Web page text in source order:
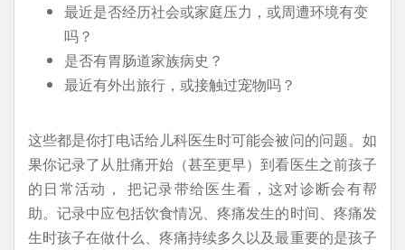
最近是否经历社会或家庭压力，或周遭环境有变
吗？
是否有胃肠道家族病史？
最近有外出旅行，或接触过宠物吗？
这些都是你打电话给儿科医生时可能会被问的问题。如
果你记录了从肚痛开始（甚至更早）到看医生之前孩子
的日常活动， 把记录带给医生看，这对诊断会有帮
助。记录中应包括饮食情况、疼痛发生的时间、疼痛发
生时孩子在做什么、疼痛持续多久以及最重要的是孩子